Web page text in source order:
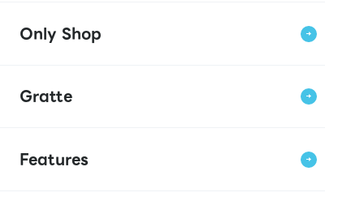
Only Shop
Gratte
Features